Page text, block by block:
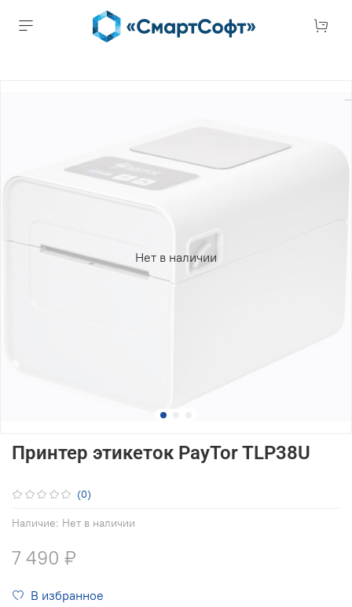
Нет в наличии
(0)
Наличие: Нет в наличии
Принтер этикеток PayTor TLP38U
7 490 ₽
В избранное